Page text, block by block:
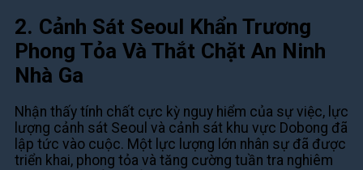
2. Cảnh Sát Seoul Khẩn Trương
Phong Tỏa Và Thắt Chặt An Ninh
Nhà Ga
Nhận thấy tính chất cực kỳ nguy hiểm của sự việc, lực
lượng cảnh sát Seoul và cảnh sát khu vực Dobong đã
lập tức vào cuộc. Một lực lượng lớn nhân sự đã được
triển khai, phong tỏa và tăng cường tuần tra nghiêm